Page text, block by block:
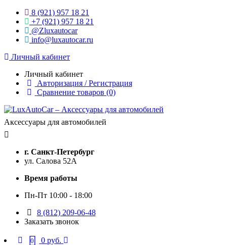
8 (921) 957 18 21
+7 (921) 957 18 21
@Zluxautocar
info@luxautocar.ru
Личный кабинет
Личный кабинет
Авторизация / Регистрация
Сравнение товаров (0)
Аксессуары для автомобилей
г. Санкт-Петербург
ул. Салова 52А
Время работы
Пн-Пт 10:00 - 18:00
8 (812) 209-06-48
Заказать звонок
0 0 руб.